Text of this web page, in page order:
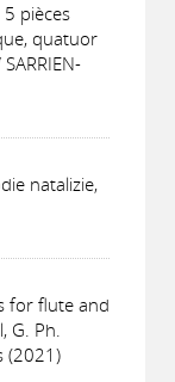
pièces
quatuor
natalizie,
for flute and
G. Ph.
(2021)